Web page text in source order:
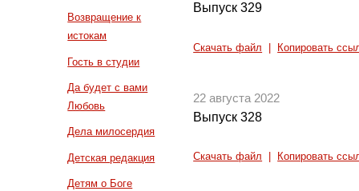
Возвращение к
истокам
Гость в студии
Да будет с вами
Любовь
Дела милосердия
Детская редакция
Детям о Боге
Выпуск 329
Скачать файл Копировать
22 августа 2022
Выпуск 328
Скачать файл Копировать